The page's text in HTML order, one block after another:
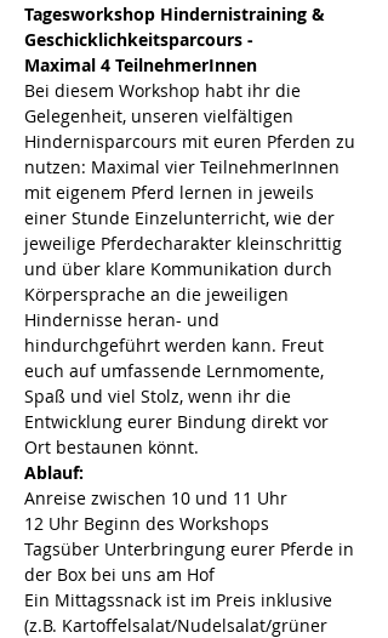
Tagesworkshop Hindernistraining &
Geschicklichkeitsparcours -
Maximal 4 TeilnehmerInnen
Bei diesem Workshop habt ihr die
Gelegenheit, unseren vielfältigen
Hindernisparcours mit euren Pferden zu
nutzen: Maximal vier TeilnehmerInnen
mit eigenem Pferd lernen in jeweils
einer Stunde Einzelunterricht, wie der
jeweilige Pferdecharakter kleinschrittig
und über klare Kommunikation durch
Körpersprache an die jeweiligen
Hindernisse heran- und
hindurchgeführt werden kann. Freut
euch auf umfassende Lernmomente,
Spaß und viel Stolz, wenn ihr die
Entwicklung eurer Bindung direkt vor
Ort bestaunen könnt.
Ablauf:
Anreise zwischen 10 und 11 Uhr
12 Uhr Beginn des Workshops
Tagsüber Unterbringung eurer Pferde in
der Box bei uns am Hof
Ein Mittagssnack ist im Preis inklusive
(z.B. Kartoffelsalat/Nudelsalat/grüner